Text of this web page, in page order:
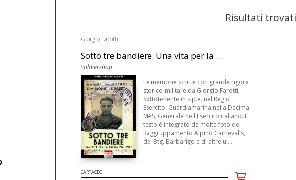
Risultati trovati
Giorgio Farotti
Sotto tre bandiere. Una vita per la ...
Soldiershop
Le memorie scritte con grande rigore
storico-militare da Giorgio Farotti,
Sottotenente in s.p.e. nel Regio
Esercito, Guardiamarina nella Decima
MAS, Generale nell'Esercito italiano. Il
testo è integrato da molte foto del
Raggruppamento Alpino Carnevalis,
del Btg. Barbarigo e di altre u ...
CARTACEO